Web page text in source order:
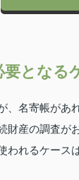
となる
、名寄帳があ
財産の調査が
われるケース